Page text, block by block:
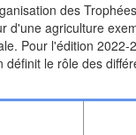
des
d'une agriculture
Pour l'édition
le rôle des